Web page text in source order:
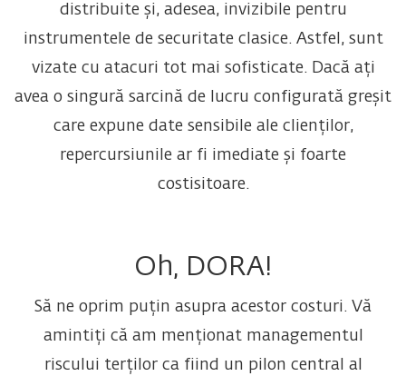
distribuite și, adesea, invizibile pentru
instrumentele de securitate clasice. Astfel, sunt
vizate cu atacuri tot mai sofisticate. Dacă ați
avea o singură sarcină de lucru configurată greșit
care expune date sensibile ale clienților,
repercursiunile ar fi imediate și foarte
costisitoare.
Oh, DORA!
Să ne oprim puțin asupra acestor costuri. Vă
amintiți că am menționat managementul
riscului terților ca fiind un pilon central al